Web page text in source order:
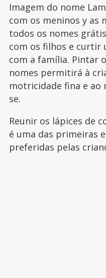
Imagem do nome
com os meninos y as
todos os nomes
com os filhos e curtir
com a família. Pintar
nomes permitirá à
motricidade fina e
se.
Reunir os lápices de
é uma das primeiras
preferidas pelas